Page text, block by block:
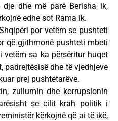
dhe më parë Berisha ik,
edhe sot Rama ik.
por vetëm se pushteti
që gjithmonë pushteti mbeti
vetëm sa ka përsëritur huqet
padrejtësisë dhe të vjedhjeve
prej pushtetarëve.
zullumin dhe korrupsionin
se cilit krah politik i
kërkojnë që ai të ikë,